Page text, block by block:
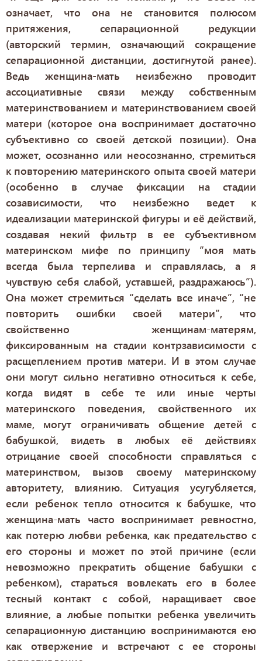
означает, что она не становится полюсом
притяжения, сепарационной редукции
(авторский термин, означающий сокращение
сепарационной дистанции, достигнутой ранее).
Ведь женщина-мать неизбежно проводит
ассоциативные связи между собственным
материнствованием и материнствованием своей
матери (которое она воспринимает достаточно
субъективно со своей детской позиции). Она
может, осознанно или неосознанно, стремиться
к повторению материнского опыта своей матери
(особенно в случае фиксации на стадии
созависимости, что неизбежно ведет к
идеализации материнской фигуры и её действий,
создавая некий фильтр в ее субъективном
материнском мифе по принципу “моя мать
всегда была терпелива и справлялась, а я
чувствую себя слабой, уставшей, раздражаюсь”).
Она может стремиться “сделать все иначе”, “не
повторить ошибки своей матери”, что
свойственно женщинам-матерям,
фиксированным на стадии контрзависимости с
расщеплением против матери. И в этом случае
они могут сильно негативно относиться к себе,
когда видят в себе те или иные черты
материнского поведения, свойственного их
маме, могут ограничивать общение детей с
бабушкой, видеть в любых её действиях
отрицание своей способности справляться с
материнством, вызов своему материнскому
авторитету, влиянию. Ситуация усугубляется,
если ребенок тепло относится к бабушке, что
женщина-мать часто воспринимает ревностно,
как потерю любви ребенка, как предательство с
его стороны и может по этой причине (если
невозможно прекратить общение бабушки с
ребенком), стараться вовлекать его в более
тесный контакт с собой, наращивает свое
влияние, а любые попытки ребенка увеличить
сепарационную дистанцию воспринимаются ею
как отвержение и встречают с ее стороны